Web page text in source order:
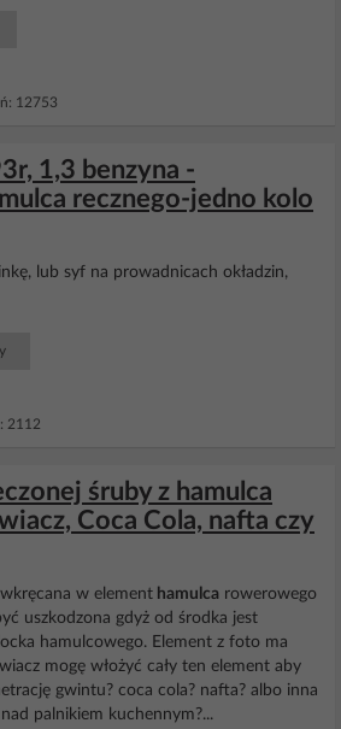
12753
1,3 benzyna -
recznego-jedno kolo
lub syf na prowadnicach okładzin,
2112
śruby z hamulca
Coca Cola, nafta czy
w element hamulca rowerowego
uszkodzona gdyż od środka jest
hamulcowego. Element z foto ma
mogę włożyć cały ten element aby
gwintu? coca cola? nafta? albo inna
palnikiem kuchennym?...